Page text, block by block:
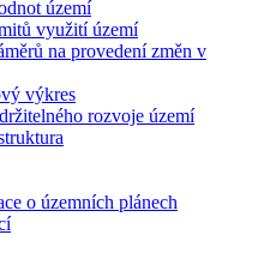
území
využití území
na provedení změn v
výkres
rozvoje území
o územních plánech